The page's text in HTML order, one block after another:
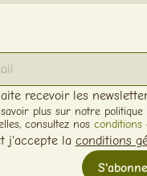
recevoir les
plus sur notre
consultez nos conditions
j'accepte la conditions